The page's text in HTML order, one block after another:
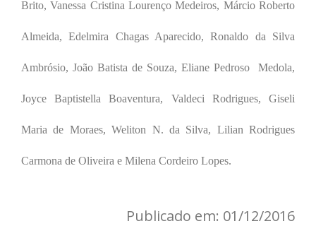
Brito, Vanessa Cristina Lourenço Medeiros, Márcio Roberto
Almeida, Edelmira Chagas Aparecido, Ronaldo da Silva
Ambrósio, João Batista de Souza, Eliane Pedroso Medola,
Joyce Baptistella Boaventura, Valdeci Rodrigues, Giseli
Maria de Moraes, Weliton N. da Silva, Lilian Rodrigues
Carmona de Oliveira e Milena Cordeiro Lopes.
Publicado em: 01/12/2016